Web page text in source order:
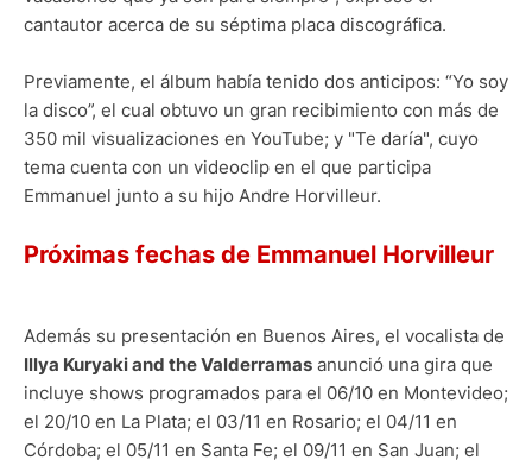
cantautor acerca de su séptima placa discográfica.
Previamente, el álbum había tenido dos anticipos: “Yo soy
la disco”, el cual obtuvo un gran recibimiento con más de
350 mil visualizaciones en YouTube; y "Te daría", cuyo
tema cuenta con un videoclip en el que participa
Emmanuel junto a su hijo Andre Horvilleur.
Próximas fechas de Emmanuel Horvilleur
Además su presentación en Buenos Aires, el vocalista de
Illya Kuryaki and the Valderramas anunció una gira que
incluye shows programados para el 06/10 en Montevideo;
el 20/10 en La Plata; el 03/11 en Rosario; el 04/11 en
Córdoba; el 05/11 en Santa Fe; el 09/11 en San Juan; el